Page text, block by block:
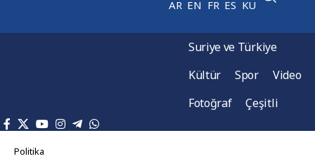
AR EN FR ES KU
Suriye ve Türkiye
Kültür
Spor
Video
Fotoğraf
Çeşitli
Politika